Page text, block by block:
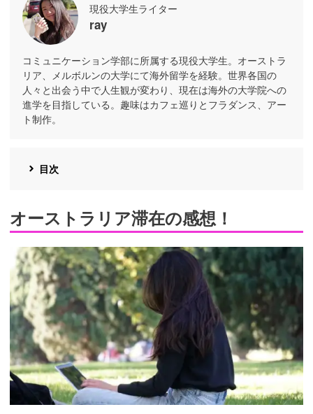
現役大学生ライター
ray
コミュニケーション学部に所属する現役大学生。オーストラ
リア、メルボルンの大学にて海外留学を経験。世界各国の
人々と出会う中で人生観が変わり、現在は海外の大学院への
進学を目指している。趣味はカフェ巡りとフラダンス、アー
ト制作。
目次
オーストラリア滞在の感想！